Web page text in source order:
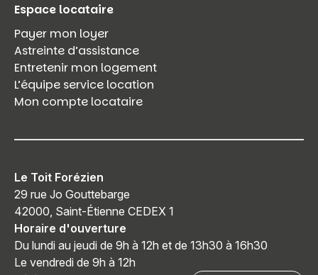
Espace locataire
Payer mon loyer
Astreinte d’assistance
Entretenir mon logement
L’équipe service location
Mon compte locataire
Le Toit Forézien
29 rue Jo Gouttebarge
42000, Saint-Étienne CEDEX 1
Horaire d'ouverture
Du lundi au jeudi de 9h à 12h et de 13h30 à 16h30
Le vendredi de 9h à 12h